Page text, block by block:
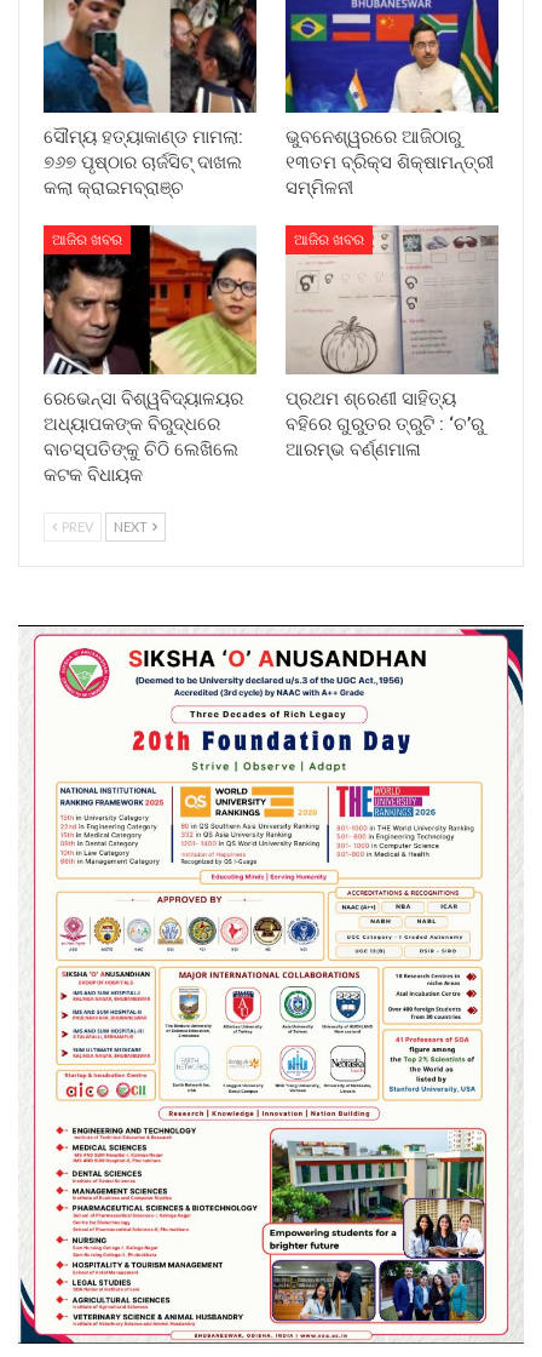
ସୌମ୍ୟ ହତ୍ୟାକାଣ୍ଡ ମାମଲା:
୭୬୭ ପୃଷ୍ଠାର ଚାର୍ଜସିଟ୍ ଦାଖଲ
କଲା କ୍ରାଇମବ୍ରାଞ୍ଚ
ଭୁବନେଶ୍ୱରରେ ଆଜିଠାରୁ
୧୩ତମ ବ୍ରିକ୍ସ ଶିକ୍ଷାମନ୍ତ୍ରୀ
ସମ୍ମିଳନୀ
ଆଜିର ଖବର
ରେଭେନ୍ସା ବିଶ୍ୱବିଦ୍ୟାଳୟର
ଅଧ୍ୟାପକଙ୍କ ବିରୁଦ୍ଧରେ
ବାଚସ୍ପତିଙ୍କୁ ଚିଠି ଲେଖିଲେ
କଟକ ବିଧାୟକ
ଆଜିର ଖବର
ପ୍ରଥମ ଶ୍ରେଣୀ ସାହିତ୍ୟ
ବହିରେ ଗୁରୁତର ତ୍ରୁଟି : ‘ଚ’ରୁ
ଆରମ୍ଭ ବର୍ଣ୍ଣମାଳା
PREV NEXT